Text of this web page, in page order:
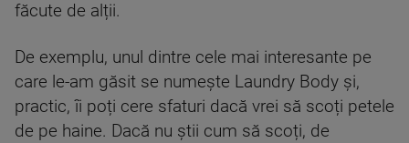
făcute de alții.
De exemplu, unul dintre cele mai interesante pe
care le-am găsit se numește Laundry Body și,
practic, îi poți cere sfaturi dacă vrei să scoți petele
de pe haine. Dacă nu știi cum să scoți, de